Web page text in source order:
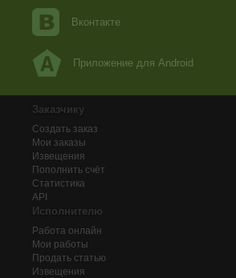
Вконтакте
Приложение для Android
Заказчику
Создать заказ
Мои заказы
Извещения
Пополнить счёт
Статистика
API
Исполнителю
Работа онлайн
Мои работы
Продать статью
Извещения